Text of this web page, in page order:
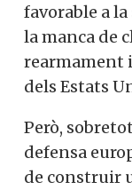
favorable a
la manca de
rearmament
dels Estats
Però,
defensa
de construir